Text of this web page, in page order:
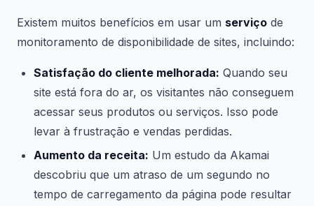
Existem muitos benefícios em usar um serviço de
monitoramento de disponibilidade de sites, incluindo:
Satisfação do cliente melhorada: Quando seu
site está fora do ar, os visitantes não conseguem
acessar seus produtos ou serviços. Isso pode
levar à frustração e vendas perdidas.
Aumento da receita: Um estudo da Akamai
descobriu que um atraso de um segundo no
tempo de carregamento da página pode resultar